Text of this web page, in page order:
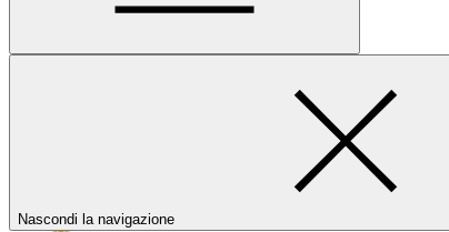
Nascondi la navigazione